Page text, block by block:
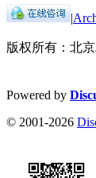
|
版权所有：北
Powered by
© 2001-2026